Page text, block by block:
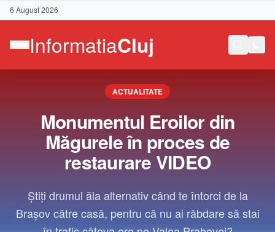
6 August 2026
ACTUALITATE
Monumentul Eroilor din
Măgurele în proces de
restaurare VIDEO
Știți drumul ăla alternativ când te întorci de la
Brașov către casă, pentru că nu ai răbdare să stai